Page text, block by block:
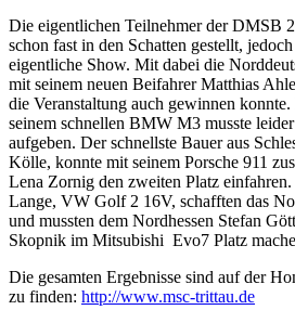
Die eigentlichen Teilnehmer der DMSB
schon fast in den Schatten gestellt,
eigentliche Show. Mit dabei die
mit seinem neuen Beifahrer Matthias
die Veranstaltung auch gewinnen
seinem schnellen BMW M3 musste
aufgeben. Der schnellste Bauer aus
Kölle, konnte mit seinem Porsche 911
Lena Zornig den zweiten Platz
Lange, VW Golf 2 16V, schafften das
und mussten dem Nordhessen Stefan
Skopnik im Mitsubishi Evo7 Platz
Die gesamten Ergebnisse sind auf der
zu finden: http://www.msc-trittau.de